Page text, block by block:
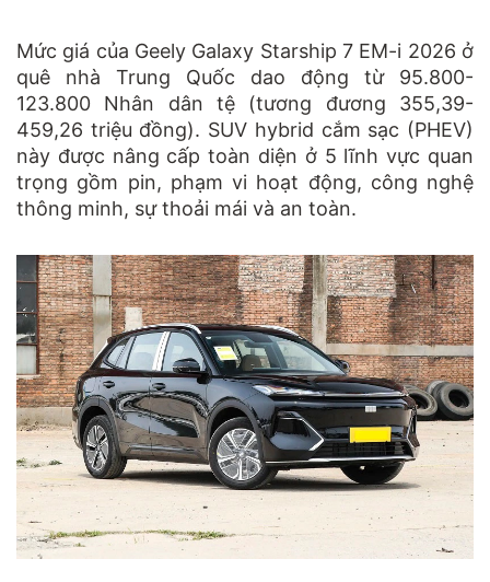
Mức giá của Geely Galaxy Starship 7 EM-i 2026 ở
quê nhà Trung Quốc dao động từ 95.800-
123.800 Nhân dân tệ (tương đương 355,39-
459,26 triệu đồng). SUV hybrid cắm sạc (PHEV)
này được nâng cấp toàn diện ở 5 lĩnh vực quan
trọng gồm pin, phạm vi hoạt động, công nghệ
thông minh, sự thoải mái và an toàn.